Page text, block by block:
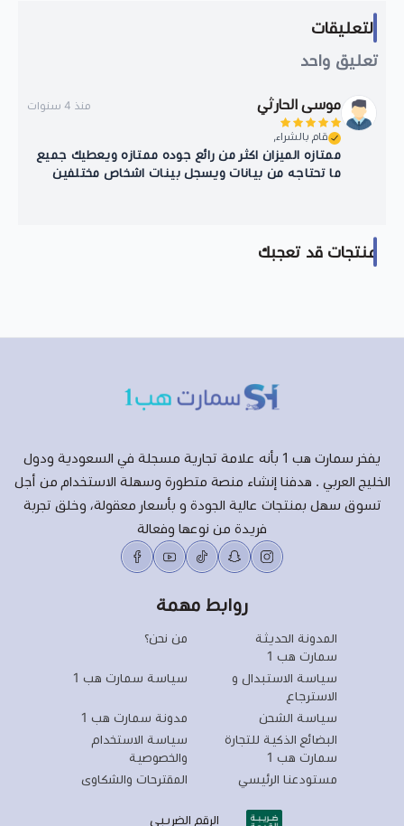
التعليقات
تعليق واحد
موسى الحارثي منذ 4 سنوات
قام بالشراء,
ممتازه الميزان اكثر من رائع جوده ممتازه ويعطيك جميع
ما تحتاجه من بيانات ويسجل بينات اشخاص مختلفين
منتجات قد تعجبك
يفخر سمارت هب 1 بأنه علامة تجارية مسجلة في السعودية ودول
الخليج العربي . هدفنا إنشاء منصة متطورة وسهلة الاستخدام من أجل
تسوق سهل بمنتجات عالية الجودة و بأسعار معقولة، وخلق تجربة
فريدة من نوعها وفعالة
روابط مهمة
المدونة الحديثة
سمارت هب 1
من نحن؟
سياسة الاستبدال و
الاسترجاع
سياسة سمارت هب 1
سياسة الشحن
مدونة سمارت هب 1
البضائع الذكية للتجارة
سمارت هب 1
سياسة الاستخدام
والخصوصية
مستودعنا الرئيسي
المقترحات والشكاوى
الرقم الضريبي